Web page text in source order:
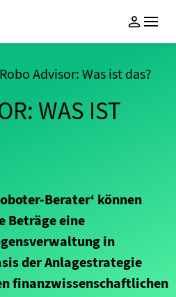
& Freunden
Anlegen
Robo Advisor: Was ist das?
WAS IST
Berater‘ können
Beträge eine
in
der Anlagestrategie
finanzwissenschaftlichen